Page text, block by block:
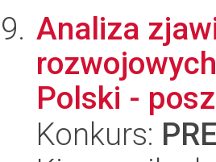
Analiza
Polski -
Konkurs: